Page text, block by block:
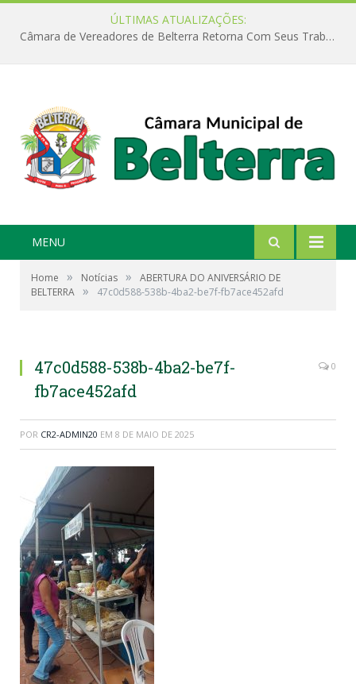
ÚLTIMAS ATUALIZAÇÕES:
Câmara de Vereadores de Belterra Retorna Com Seus Trabalhos Legislativos
MENU
Home » Notícias »
ABERTURA DO ANIVERSÁRIO DE
BELTERRA » 47c0d588-538b-4ba2-be7f-fb7ace452afd
47c0d588-538b-4ba2-be7f-
fb7ace452afd
0
POR CR2-ADMIN20 EM 8 DE MAIO DE 2025